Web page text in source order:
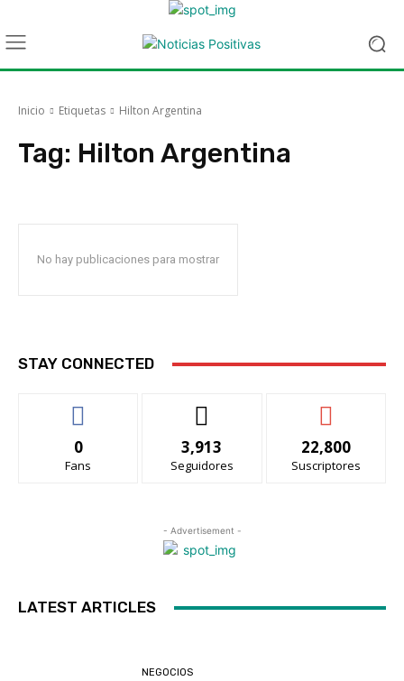
Inicio Etiquetas Hilton Argentina
Tag: Hilton Argentina
No hay publicaciones para mostrar
STAY CONNECTED
0
Fans
3,913
Seguidores
22,800
Suscriptores
- Advertisement -
LATEST ARTICLES
NEGOCIOS